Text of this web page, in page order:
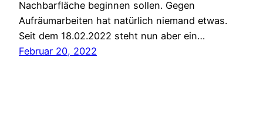
Nachbarfläche beginnen sollen. Gegen
Aufräumarbeiten hat natürlich niemand etwas.
Seit dem 18.02.2022 steht nun aber ein…
Februar 20, 2022